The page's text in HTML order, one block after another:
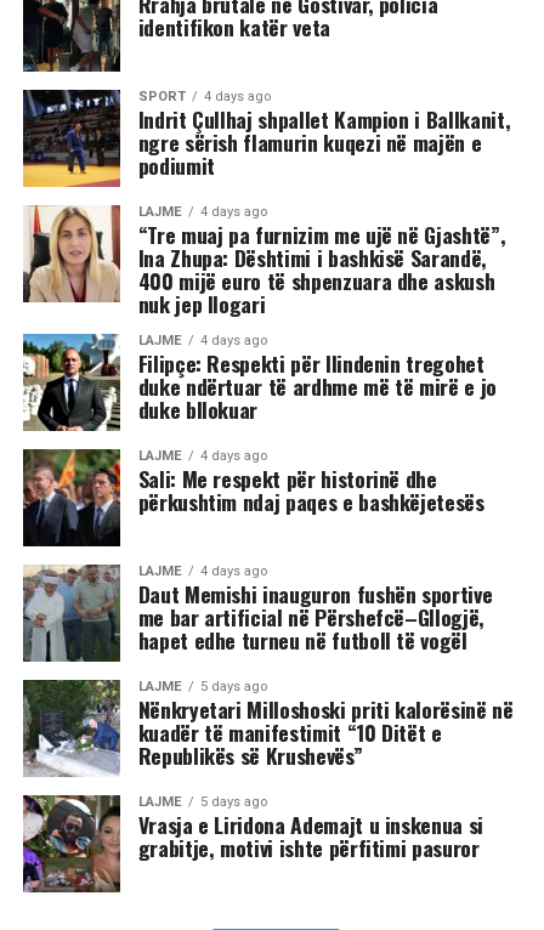
shihet se sulmi ka vazhduar me goditje të shumta ndaj
trupit të tij, gjë që ka shkaktuar reagime dhe dënime të
ashpra në rrjetet sociale.(INA)
identifikon katër veta
SPORT 4 days ago
Indrit Çullhaj shpallet Kampion i Ballkanit,
ngre sërish flamurin kuqezi në majën e
podiumit
LAJME 4 days ago
“Tre muaj pa furnizim me ujë në Gjashtë”,
Ina Zhupa: Dështimi i bashkisë Sarandë,
400 mijë euro të shpenzuara dhe askush
nuk jep llogari
LAJME 4 days ago
Filipçe: Respekti për Ilindenin tregohet
duke ndërtuar të ardhme më të mirë e jo
duke bllokuar
LAJME 4 days ago
Sali: Me respekt për historinë dhe
përkushtim ndaj paqes e bashkëjetesës
LAJME 4 days ago
Daut Memishi inauguron fushën sportive
me bar artificial në Përshefcë–Gllogjë,
hapet edhe turneu në futboll të vogël
LAJME 5 days ago
Nënkryetari Milloshoski priti kalorësinë në
kuadër të manifestimit “10 Ditët e
Republikës së Krushevës”
LAJME 5 days ago
Vrasja e Liridona Ademajt u inskenua si
grabitje, motivi ishte përfitimi pasuror